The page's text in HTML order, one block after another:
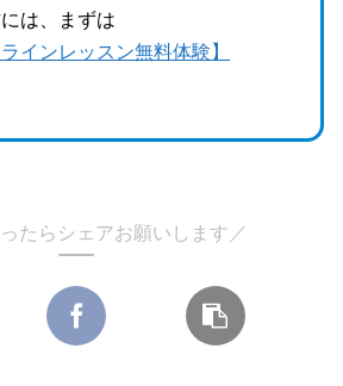
は、まずは
インレッスン無料体験】
たらシェアお願いします／